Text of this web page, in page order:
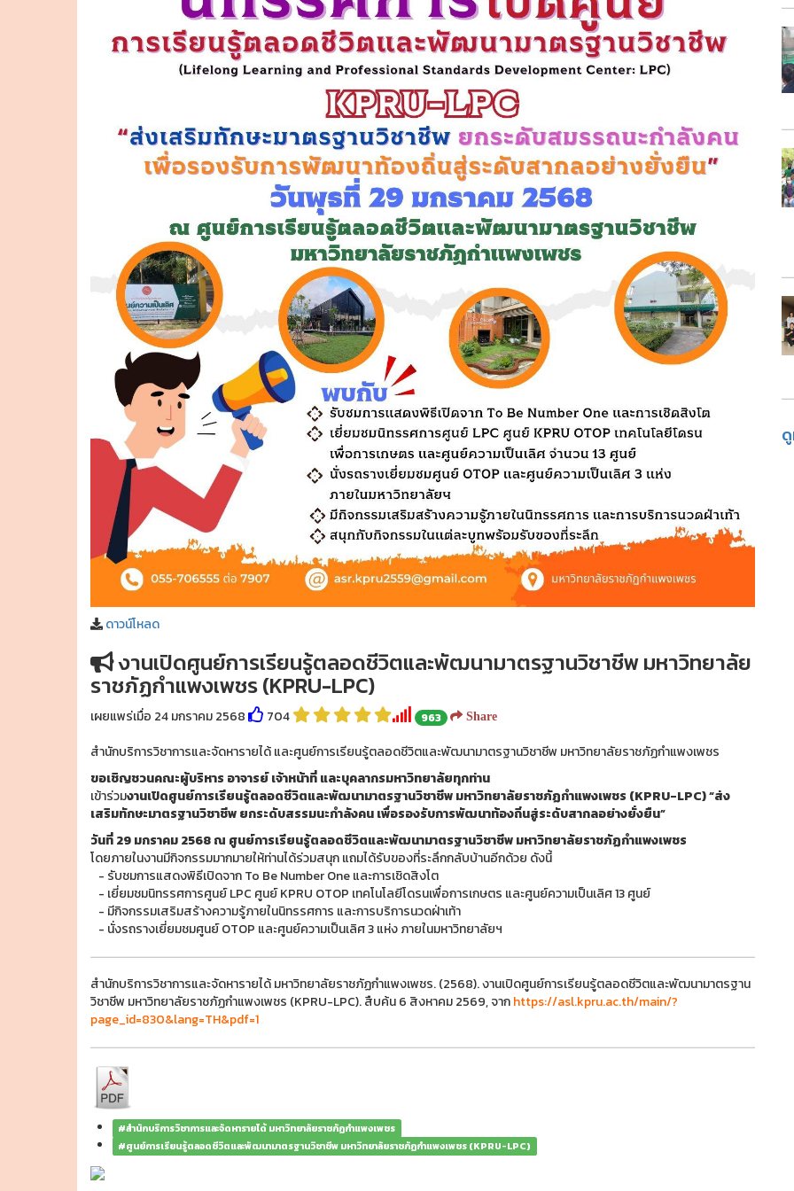
ดาวน์โหลด
งานเปิดศูนย์การเรียนรู้ตลอดชีวิตและพัฒนามาตรฐานวิชาชีพ มหาวิทยาลัย
ราชภัฏกำแพงเพชร (KPRU-LPC)
เผยแพร่เมื่อ 24 มกราคม 2568 704 963 Share
สำนักบริการวิชาการและจัดหารายได้ และศูนย์การเรียนรู้ตลอดชีวิตและพัฒนามาตรฐานวิชาชีพ มหาวิทยาลัยราชภัฏกำแพงเพชร
ขอเชิญชวนคณะผู้บริหาร อาจารย์ เจ้าหน้าที่ และบุคลากรมหาวิทยาลัยทุกท่าน
เข้าร่วมงานเปิดศูนย์การเรียนรู้ตลอดชีวิตและพัฒนามาตรฐานวิชาชีพ มหาวิทยาลัยราชภัฏกำแพงเพชร (KPRU-LPC) “ส่ง
เสริมทักษะมาตรฐานวิชาชีพ ยกระดับสรรมนะกำลังคน เพื่อรองรับการพัฒนาท้องถิ่นสู่ระดับสากลอย่างยั่งยืน”
วันที่ 29 มกราคม 2568 ณ ศูนย์การเรียนรู้ตลอดชีวิตและพัฒนามาตรฐานวิชาชีพ มหาวิทยาลัยราชภัฏกำแพงเพชร
โดยภายในงานมีกิจกรรมมากมายให้ท่านได้ร่วมสนุก แถมได้รับของที่ระลึกกลับบ้านอีกด้วย ดังนี้
- รับชมการแสดงพิธีเปิดจาก To Be Number One และการเชิดสิงโต
- เยี่ยมชมนิทรรศการศูนย์ LPC ศูนย์ KPRU OTOP เทคโนโลยีโดรนเพื่อการเกษตร และศูนย์ความเป็นเลิศ 13 ศูนย์
- มีกิจกรรมเสริมสร้างความรู้ภายในนิทรรศการ และการบริการนวดฝ่าเท้า
- นั่งรถรางเยี่ยมชมศูนย์ OTOP และศูนย์ความเป็นเลิศ 3 แห่ง ภายในมหาวิทยาลัยฯ
สำนักบริการวิชาการและจัดหารายได้ มหาวิทยาลัยราชภัฏกำแพงเพชร. (2568). งานเปิดศูนย์การเรียนรู้ตลอดชีวิตและพัฒนามาตรฐาน
วิชาชีพ มหาวิทยาลัยราชภัฏกำแพงเพชร (KPRU-LPC). สืบค้น 6 สิงหาคม 2569, จากhttps://asl.kpru.ac.th/main/?
page_id=830&lang=TH&pdf=1
#สำนักบริการวิชาการและจัดหารายได้ มหาวิทยาลัยราชภัฏกำแพงเพชร
#ศูนย์การเรียนรู้ตลอดชีวิตและพัฒนามาตรฐานวิชาชีพ มหาวิทยาลัยราชภัฏกำแพงเพชร (KPRU-LPC)